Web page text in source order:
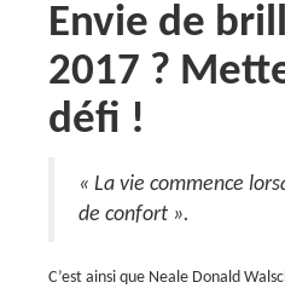
Envie de
2017 ?
défi !
« La vie commence
de confort ».
C’est ainsi que Neale Donald